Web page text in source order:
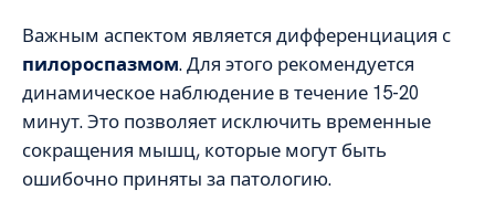
Важным аспектом является дифференциация с
пилороспазмом. Для этого рекомендуется
динамическое наблюдение в течение 15-20
минут. Это позволяет исключить временные
сокращения мышц, которые могут быть
ошибочно приняты за патологию.